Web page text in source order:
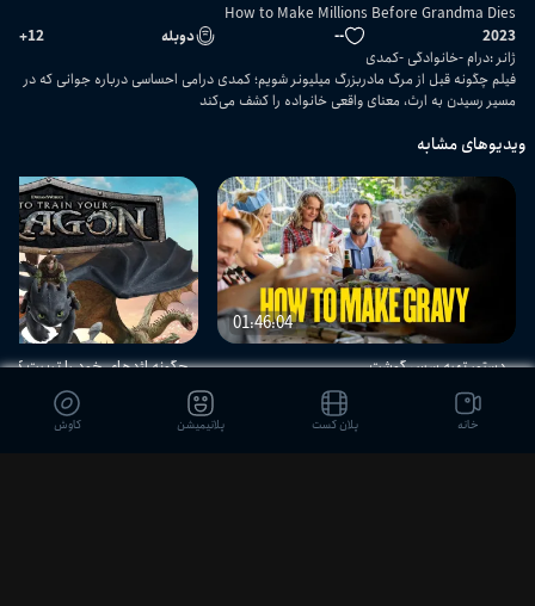
How to Make Millions Before Grandma Dies
2023
-- دوبله 12
+
ژانر :درام خانوادگی کمدی
فیلم چگونه قبل از مرگ مادربزرگ میلیونر شویم؛ کمدی درامی احساسی درباره جوانی که در
مسیر رسیدن به ارث، معنای واقعی خانواده را کشف می‌کند
ویدیوهای مشابه
01:46:04
دستور تهیه سس گوشت چگونه اژدهای خود را تربیت کنیم
خانه پلان کست پلانیمیشن کاوش